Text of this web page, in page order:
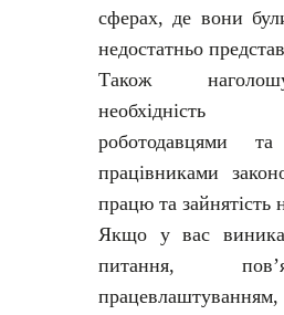
сферах, де вони
недостатньо
Також
необхідність
роботодавцями
працівниками
працю та зайнятість
Якщо у вас
питання,